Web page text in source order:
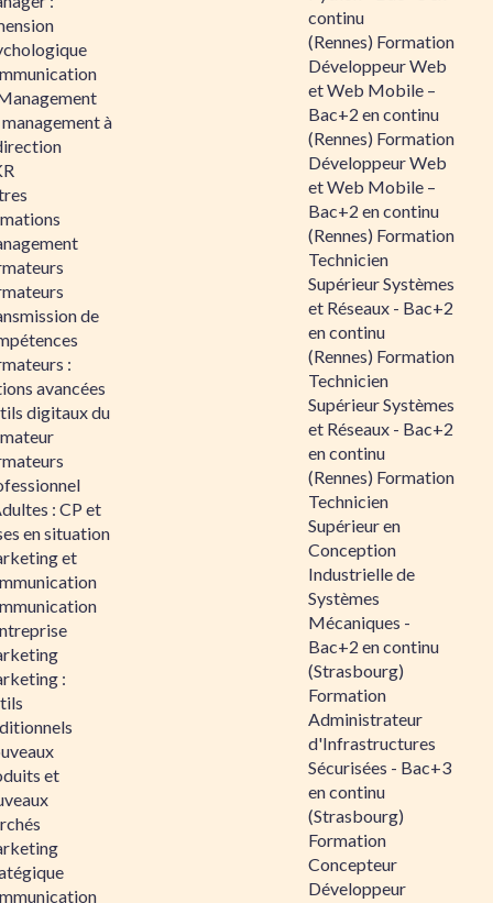
à
de
:
avancées
digitaux du
: CP et
en situation
et
:
et
continu
(Rennes) Formation
Développeur Web
et Web Mobile –
Bac+2 en continu
(Rennes) Formation
Développeur Web
et Web Mobile –
Bac+2 en continu
(Rennes) Formation
Technicien
Supérieur Systèmes
et Réseaux - Bac+2
en continu
(Rennes) Formation
Technicien
Supérieur Systèmes
et Réseaux - Bac+2
en continu
(Rennes) Formation
Technicien
Supérieur en
Conception
Industrielle de
Systèmes
Mécaniques -
Bac+2 en continu
(Strasbourg)
Formation
Administrateur
d'Infrastructures
Sécurisées - Bac+3
en continu
(Strasbourg)
Formation
Concepteur
Développeur